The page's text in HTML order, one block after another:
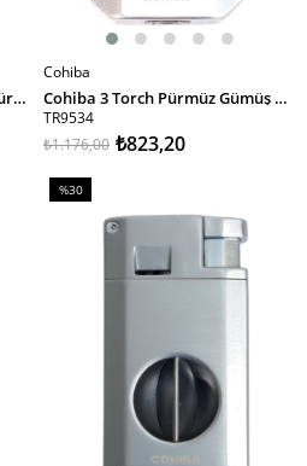
Cohiba Masa Tipi Tek Torch Pürmüz Puro Çakmağı
SEPETE EKLE
Cohiba
Cohiba 3 Torch Pürmüz Gümüş Metal Puro Çakmağı
TR9534
₺823,20
₺1.176,00
%30
%30İndirim